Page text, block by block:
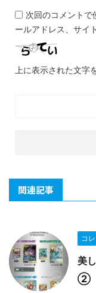
次回のコメントで
ールアドレス、サイ
上に表示された文字
関連記事
コ
美
②